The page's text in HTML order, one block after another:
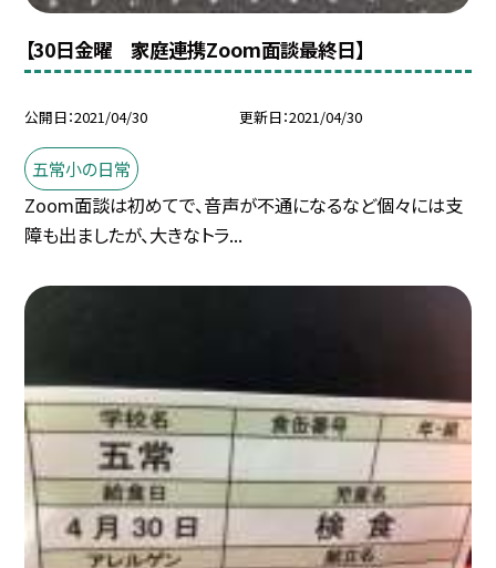
【30日金曜 家庭連携Zoom面談最終日】
公開日 2021/04/30 更新日 2021/04/30
五常小の日常
Zoom面談は初めてで、音声が不通になるなど個々には支
障も出ましたが、大きなトラ...